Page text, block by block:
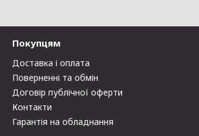
Покупцям
Доставка і оплата
Поверненні та обмін
Договір публічної оферти
Контакти
Гарантія на обладнання